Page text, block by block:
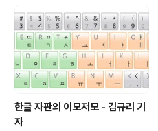
한글 자판의 이모저모 - 김규리 기
자